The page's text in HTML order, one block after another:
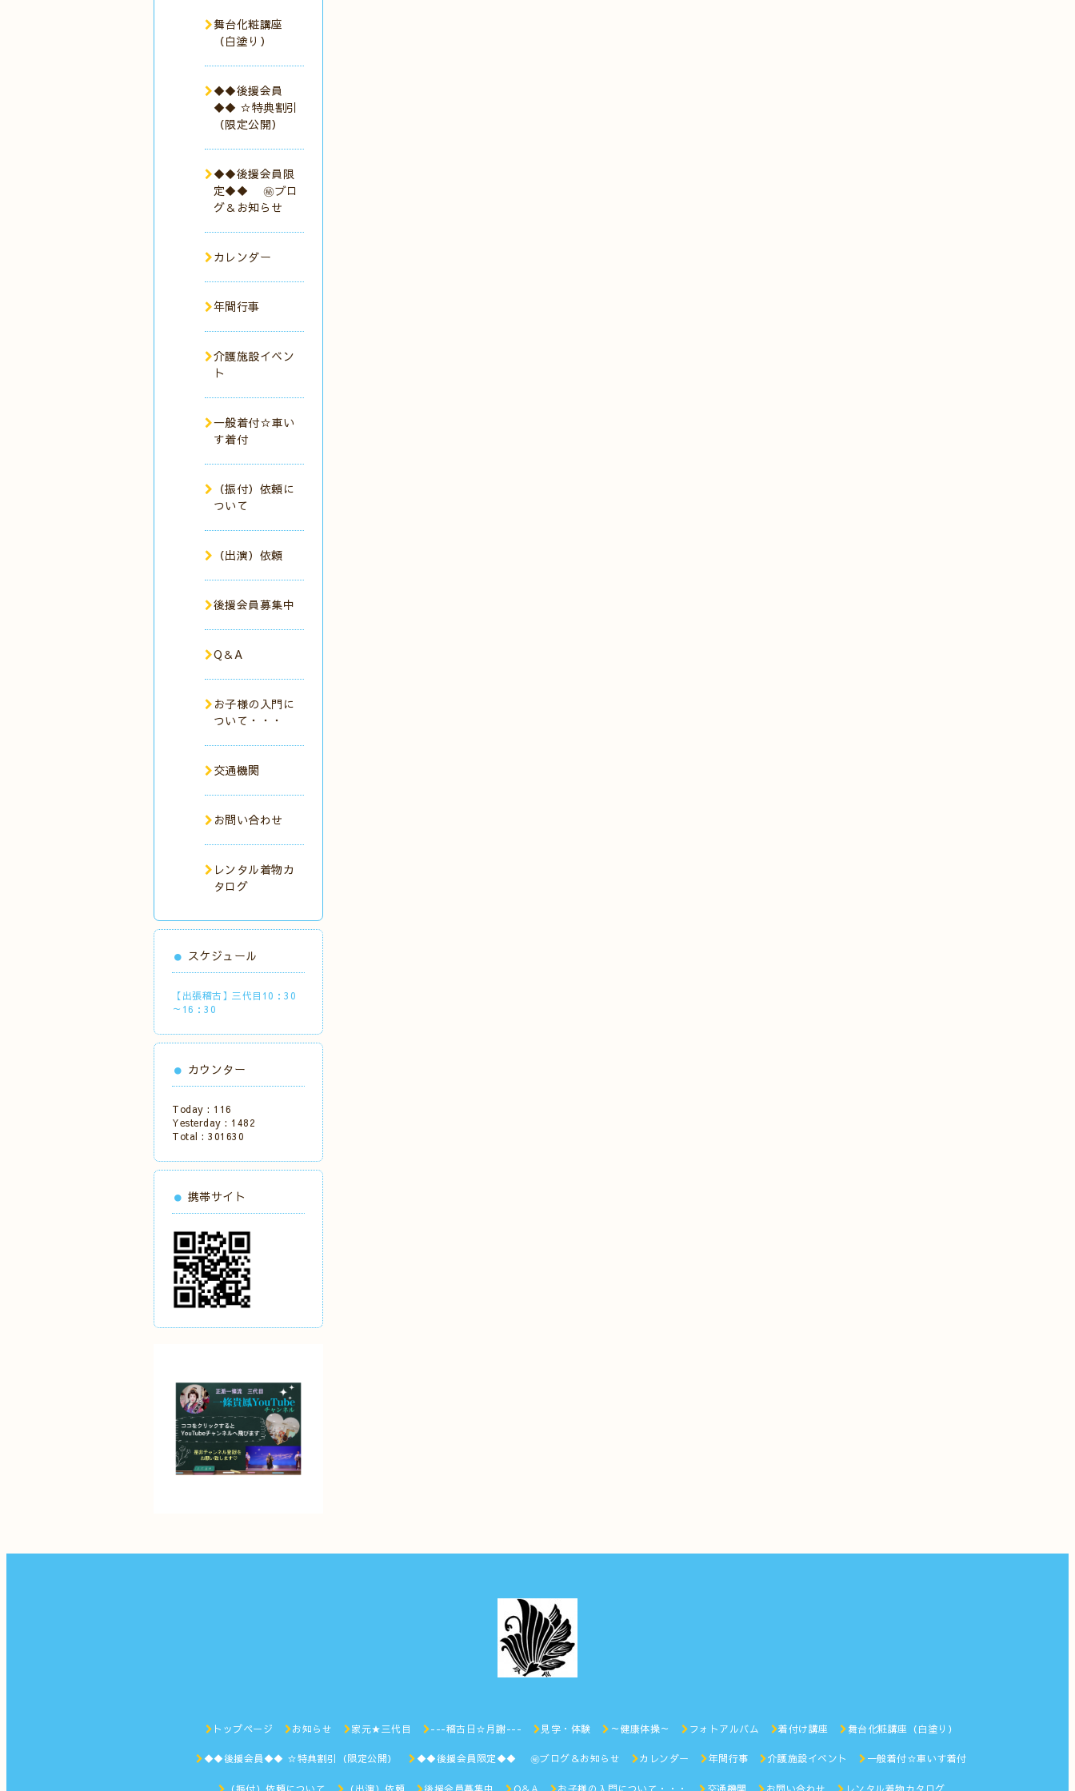
舞台化粧講座
（白塗り）
◆◆後援会員
◆◆ ☆特典割引
（限定公開）
◆◆後援会員限
定◆◆ ㊙︎ブロ
グ＆お知らせ
カレンダー
年間行事
介護施設イベン
ト
一般着付☆車い
す着付
（振付）依頼に
ついて
（出演）依頼
後援会員募集中
Q＆A
お子様の入門に
ついて・・・
交通機関
お問い合わせ
レンタル着物カ
タログ
スケジュール
【出張稽古】三代目10：30
～16：30
カウンター
Today : 116
Yesterday : 1482
Total : 301630
携帯サイト
トップページ お知らせ 家元★三代目 ---稽古日☆月謝--- 見学・体験 ～健康体操～ フォトアルバム 着付け講座 舞台化粧講座（白塗り）
◆◆後援会員◆◆ ☆特典割引（限定公開） ◆◆後援会員限定◆◆ ㊙︎ブログ＆お知らせ カレンダー 年間行事 介護施設イベント 一般着付☆車いす着付